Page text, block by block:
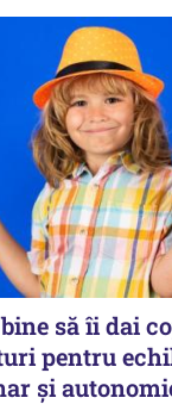
bine să îi dai
pentru
și